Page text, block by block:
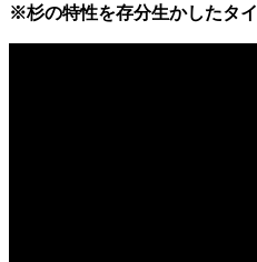
※杉の特性を存分生かしたタ